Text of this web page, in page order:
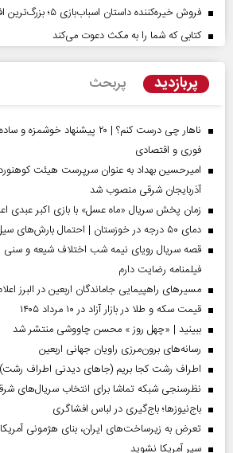
فروش خیره‌کننده داستان اسباب‌بازی ۵؛ بزرگ‌ترین افتتاحیه سال برای پیکسار
کتابی که شما را به مکث دعوت می‌کند
پربازدید پربحث
ناهار چی درست کنم؟ | ۲۰ پیشنهاد
فوری و اقتصادی
امیرحسین بهداد به عنوان سرپرست هیئت
آذربایجان شرقی منصوب شد
زمان پخش سریال «ماه عسل» با بازی اکبر عبدی
دمای ۵۰ درجه در خوزستان | احتمال بارش‌های سیل‌آسا در ۳ استان
قصه سریال رویای نیمه شب اختلاف شیعه و سنی
فیلمنامه رضایت دارم
مسیر‌های راهپیمایی جاماندگان اربعین در البرز
قیمت سکه و طلا در بازار آزاد در ۱۰ مرداد ۱۴۰۵
ببینید | «چهل روز » محسن چاووشی منتشر شد
رسانه‌های برون‌مرزی راویان جهانی اربعین
اطراف رشت کجا بریم (جاهای دیدنی اطراف رشت)
نظرسنجی شبکه تماشا برای انتخاب سریال‌های
باج‌نیوزها؛ باج‌گیری در لباس افشاگری
تعرض به زیرساخت‌های ایران، بنای هژمونی
سپر آمریکا نشوید